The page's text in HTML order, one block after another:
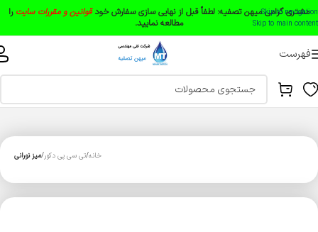
Skip to navigation
Skip to main content
مشتری گرامی میهن تصفیه: لطفاً قبل از نهایی سازی سفارش خودقوانین و مقررات سایت را
مطالعه نمایید.
فهرست
خانه تی سی پی دکور میز نورانی